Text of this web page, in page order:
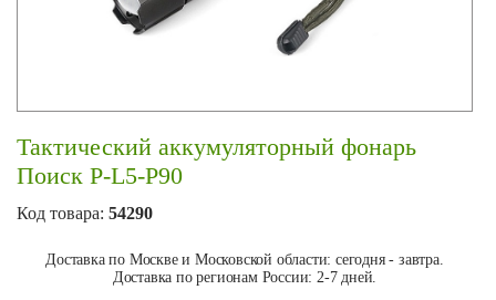
Тактический аккумуляторный фонарь
Поиск P-L5-P90
Код товара: 54290
Доставка по Москве и Московской области: сегодня - завтра.
Доставка по регионам России: 2-7 дней.